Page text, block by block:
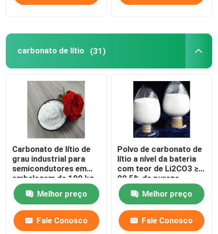
carbonato de lítio (31)
Carbonato de lítio de
grau industrial para
semicondutores em
embalagem de 100 kg
Melhor preço
Fale Conosco
Polvo de carbonato de
lítio a nível da bateria
com teor de Li2CO3 ≥
99,5% de pureza
Melhor preço
Fale Conosco